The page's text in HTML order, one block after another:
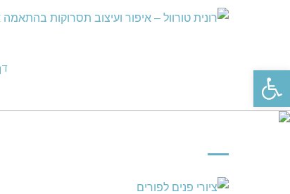
פתח סרגל נגישות